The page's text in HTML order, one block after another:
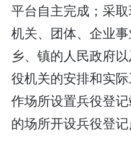
平台自主完成；采
机关、团体、企业
乡、镇的人民政府
役机关的安排和实
作场所设置兵役登
的场所开设兵役登记